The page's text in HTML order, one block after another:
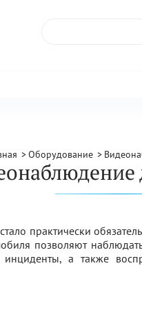
Оборудование
практически
позволяют
инциденты, а также